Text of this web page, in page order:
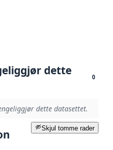
dette
0
dette datasettet.
Skjul tomme rader